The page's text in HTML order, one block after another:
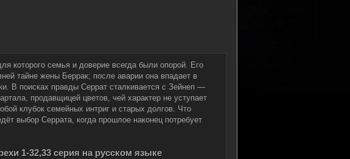
которого семья и доверие всегда были опорой. Его
тайне жены Беррак; после аварии она впадает в
В поисках правды Серрат сталкивается с Зейнеп —
продавщицей цветов, чей характер не уступает
клубок семейных интриг и старых долгов. Что
выбор Серрата, когда прошлое наконец потребует
1-32,33 серия на русском языке